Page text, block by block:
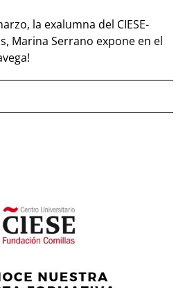
la exalumna del CIESE-
Marina Serrano expone en el